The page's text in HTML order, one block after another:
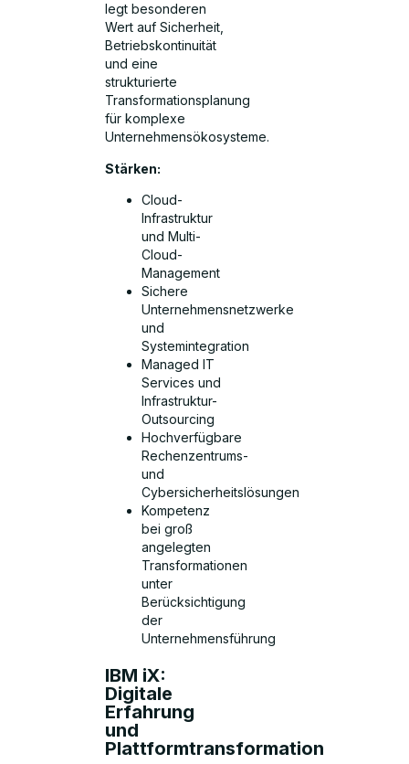
legt besonderen
Wert auf Sicherheit,
Betriebskontinuität
und eine
strukturierte
Transformationsplanung
für komplexe
Unternehmensökosysteme.
Stärken:
Cloud-
Infrastruktur
und Multi-
Cloud-
Management
Sichere
Unternehmensnetzwerke
und
Systemintegration
Managed IT
Services und
Infrastruktur-
Outsourcing
Hochverfügbare
Rechenzentrums-
und
Cybersicherheitslösungen
Kompetenz
bei groß
angelegten
Transformationen
unter
Berücksichtigung
der
Unternehmensführung
IBM iX:
Digitale
Erfahrung
und
Plattformtransformation